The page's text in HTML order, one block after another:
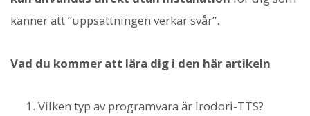
känner att ”uppsättningen verkar svår”.
Vad du kommer att lära dig i den här artikeln
Vilken typ av programvara är Irodori-TTS?